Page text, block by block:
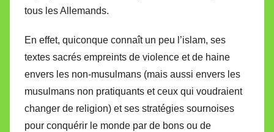
tous les Allemands.
En effet, quiconque connaît un peu l’islam, ses
textes sacrés empreints de violence et de haine
envers les non-musulmans (mais aussi envers les
musulmans non pratiquants et ceux qui voudraient
changer de religion) et ses stratégies sournoises
pour conquérir le monde par de bons ou de